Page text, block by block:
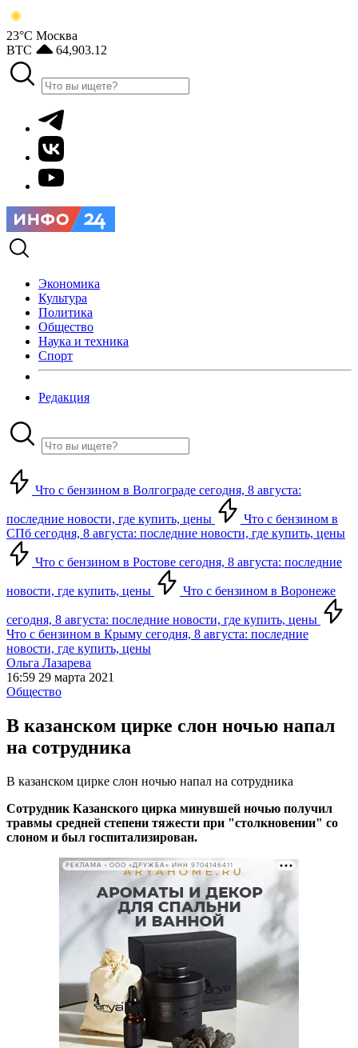
23°С Москва
BTC
64,903.12
Экономика
Культура
Политика
Общество
Наука и техника
Спорт
Редакция
Что с бензином в Волгограде сегодня, 8 августа:
последние новости, где купить, цены
Что с бензином в
СПб сегодня, 8 августа: последние новости, где купить, цены
Что с бензином в Ростове сегодня, 8 августа: последние
новости, где купить, цены Что с бензином в Воронеже
сегодня, 8 августа: последние новости, где купить, цены
Что с бензином в Крыму сегодня, 8 августа: последние
новости, где купить, цены
Ольга Лазарева
16:59 29 марта 2021
Общество
В казанском цирке слон ночью напал
на сотрудника
В казанском цирке слон ночью напал на сотрудника
Сотрудник Казанского цирка минувшей ночью получил
травмы средней степени тяжести при "столкновении" со
слоном и был госпитализирован.
РЕКЛАМА • ООО «ДРУЖБА» ИНН 9704146411